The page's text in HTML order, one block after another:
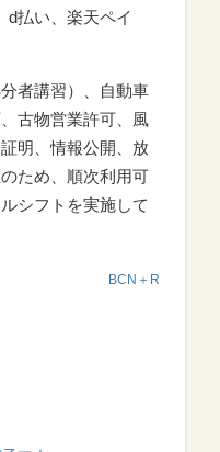
d払い、楽天ペイ
者講習）、自動車
古物営業許可、風
明、情報公開、放
ため、順次利用可
シフトを実施して
BCN＋R